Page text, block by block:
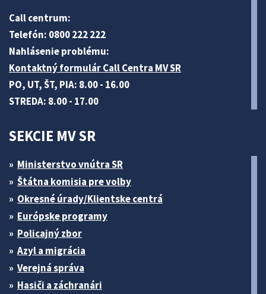
Call centrum:
Telefón: 0800 222 222
Nahlásenie problému:
Kontaktný formulár Call Centra MV SR
PO, UT, ŠT, PIA: 8.00 - 16.00
STREDA: 8.00 - 17.00
SEKCIE MV SR
Ministerstvo vnútra SR
Štátna komisia pre volby
Okresné úrady/Klientske centrá
Európske programy
Policajný zbor
Azyl a migrácia
Verejná správa
Hasiči a záchranári